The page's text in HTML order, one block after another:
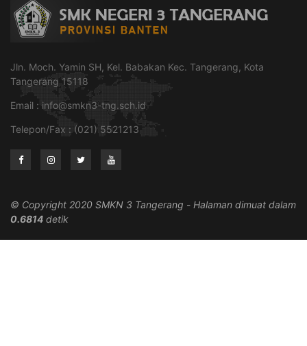
Jln. Moch. Yamin SH, Kel. Babakan Kec. Tangerang, Kota
Tangerang 15118
Email : info@smkn3-tng.sch.id
Telepon/Fax : (021) 5521213
© Copyright 2020 SMKN 3 Tangerang - Halaman dimuat dalam
0.6814 detik